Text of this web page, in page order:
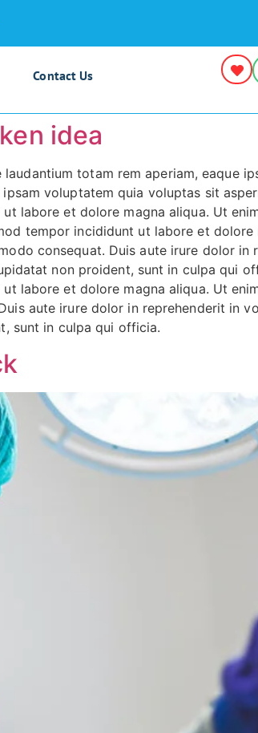
Contact Us
idea
totam rem aperiam, eaque
voluptatem quia voluptas sit
labore et dolore magna aliqua. Ut
tempor incididunt ut labore et dolore
consequat. Duis aute irure dolor in
non proident, sunt in culpa qui
labore et dolore magna aliqua. Ut
aute irure dolor in reprehenderit in
sunt in culpa qui officia.